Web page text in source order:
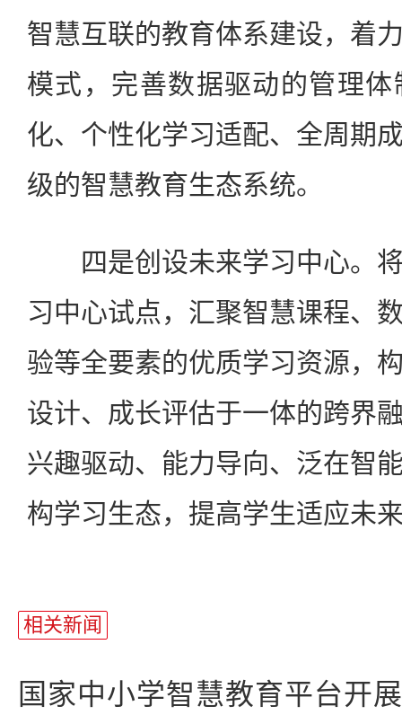
智慧互联的教育体系建设，着
模式，完善数据驱动的管理
化、个性化学习适配、全周期
级的智慧教育生态系统。
四是创设未来学习中心。将
习中心试点，汇聚智慧课程、
验等全要素的优质学习资源，
设计、成长评估于一体的跨界
兴趣驱动、能力导向、泛在智
构学习生态，提高学生适应未
相关新闻
国家中小学智慧教育平台开